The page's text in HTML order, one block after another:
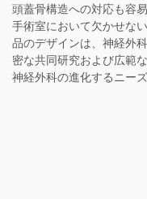
頭蓋骨構造への対応も容
手術室において欠かせな
品のデザインは、神経外
密な共同研究および広範
神経外科の進化するニー